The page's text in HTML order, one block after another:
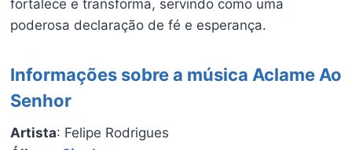
fortalece e transforma, servindo como uma
poderosa declaração de fé e esperança.
Informações sobre a música Aclame Ao
Senhor
Artista: Felipe Rodrigues